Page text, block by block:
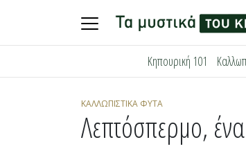
Κηπουρική 101
ΚΑΛΛΩΠΙΣΤΙΚΆ ΦΥΤΆ
Λεπτόσπερμο,